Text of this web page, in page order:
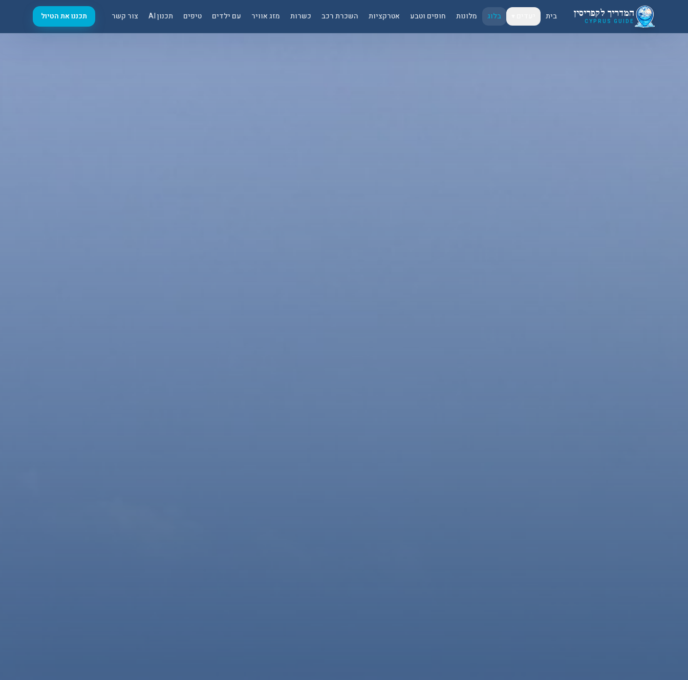
דלג לתוכן הראשי
המדריך לקפריסין
CYPRUS GUIDE בית בלוג מלונות חופים וטבע אטרקציות השכרת רכב כשרות מזג אוויר עם ילדים טיפים תכנון AI צור קשר תכננו את הטיול